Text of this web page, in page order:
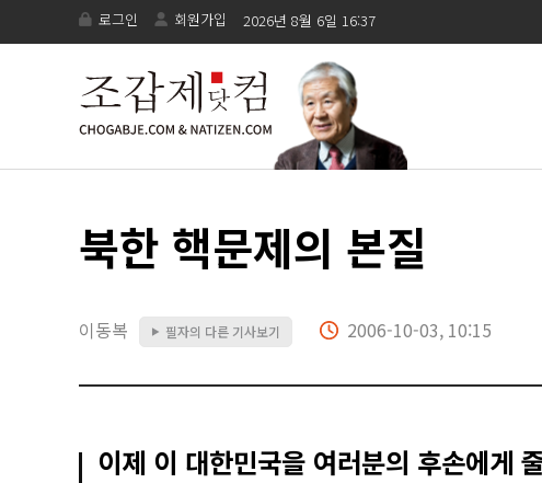
로그인 회원가입 2026년 8월 6일 16:37
북한 핵문제의 본질
이동복 ▶ 필자의 다른 기사보기 2006-10-03, 10:15
이제 이 대한민국을 여러분의 후손에게